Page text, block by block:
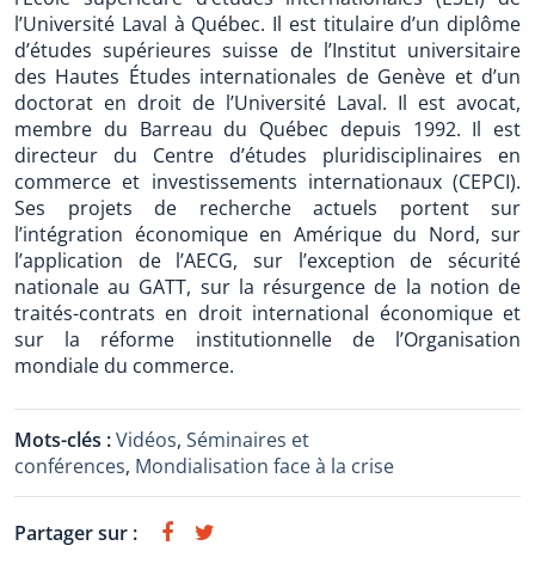
l’Université Laval à Québec. Il est titulaire d’un diplôme
d’études supérieures suisse de l’Institut universitaire
des Hautes Études internationales de Genève et d’un
doctorat en droit de l’Université Laval. Il est avocat,
membre du Barreau du Québec depuis 1992. Il est
directeur du Centre d’études pluridisciplinaires en
commerce et investissements internationaux (CEPCI).
Ses projets de recherche actuels portent sur
l’intégration économique en Amérique du Nord, sur
l’application de l’AECG, sur l’exception de sécurité
nationale au GATT, sur la résurgence de la notion de
traités-contrats en droit international économique et
sur la réforme institutionnelle de l’Organisation
mondiale du commerce.
Mots-clés :Vidéos, Séminaires et
conférences, Mondialisation face à la crise
Partager sur :